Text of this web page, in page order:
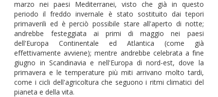
marzo nei paesi Mediterranei, visto che già in questo
periodo il freddo invernale è stato sostituito dai tepori
primaverili ed è perciò possibile stare all'aperto di notte;
andrebbe festeggiata ai primi di maggio nei paesi
dell'Europa Continentale ed Atlantica (come già
effettivamente avviene); mentre andrebbe celebrata a fine
giugno in Scandinavia e nell'Europa di nord-est, dove la
primavera e le temperature più miti arrivano molto tardi,
come i cicli dell'agricoltura che seguono i ritmi climatici del
pianeta e della vita.